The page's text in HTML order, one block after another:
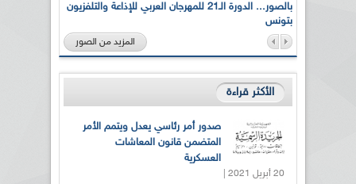
بالصور... الدورة الـ21 للمهرجان العربي للإذاعة والتلفزيون
بتونس
المزيد من الصور
الأكثر قراءة
صدور أمر رئاسي يعدل ويتمم الأمر
المتضمن قانون المعاشات
العسكرية
20 أبريل 2021 |